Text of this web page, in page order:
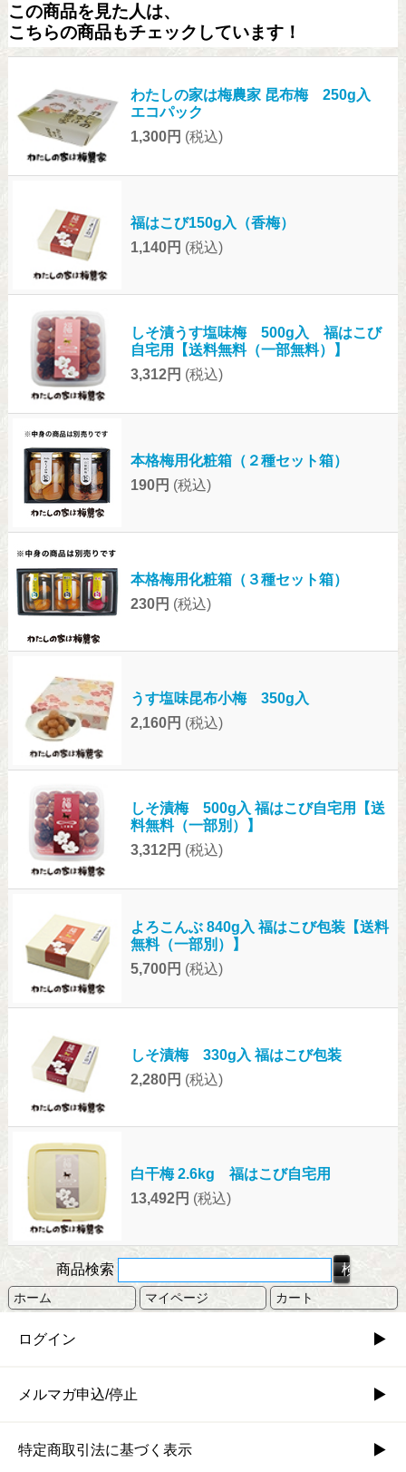
この商品を見た人は、
こちらの商品もチェックしています！
わたしの家は梅農家 昆布梅 250g入
エコパック
1,300円 (税込)
福はこび150g入（香梅）
1,140円 (税込)
しそ漬うす塩味梅 500g入 福はこび
自宅用【送料無料（一部無料）】
3,312円 (税込)
本格梅用化粧箱（２種セット箱）
190円 (税込)
本格梅用化粧箱（３種セット箱）
230円 (税込)
うす塩味昆布小梅 350g入
2,160円 (税込)
しそ漬梅 500g入 福はこび自宅用【送
料無料（一部別）】
3,312円 (税込)
よろこんぶ 840g入 福はこび包装【送料
無料（一部別）】
5,700円 (税込)
しそ漬梅 330g入 福はこび包装
2,280円 (税込)
白干梅 2.6kg 福はこび自宅用
13,492円 (税込)
商品検索
ホーム マイページ カート
ログイン
メルマガ申込/停止
特定商取引法に基づく表示